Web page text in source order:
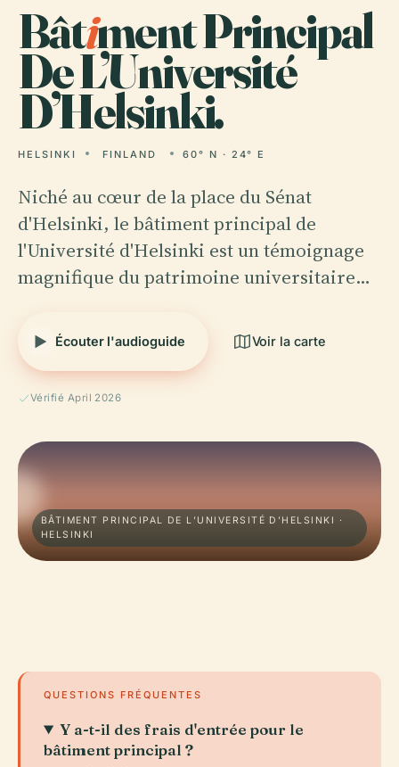
Bâtiment Principal
De L’Université
D’Helsinki.
HELSINKI FINLAND 60° N · 24° E
Niché au cœur de la place du Sénat
d'Helsinki, le bâtiment principal de
l'Université d'Helsinki est un témoignage
magnifique du patrimoine universitaire…
Écouter l'audioguide Voir la carte
Vérifié April 2026
BÂTIMENT PRINCIPAL DE L’UNIVERSITÉ D’HELSINKI ·
HELSINKI
QUESTIONS FRÉQUENTES
Y a-t-il des frais d'entrée pour le
bâtiment principal ?